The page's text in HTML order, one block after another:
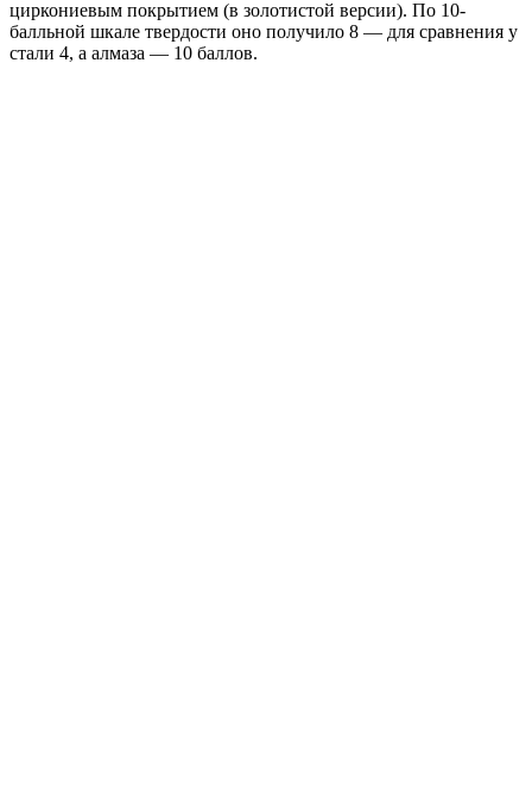
циркониевым покрытием (в золотистой версии). По 10-
балльной шкале твердости оно получило 8 — для сравнения у
стали 4, а алмаза — 10 баллов.